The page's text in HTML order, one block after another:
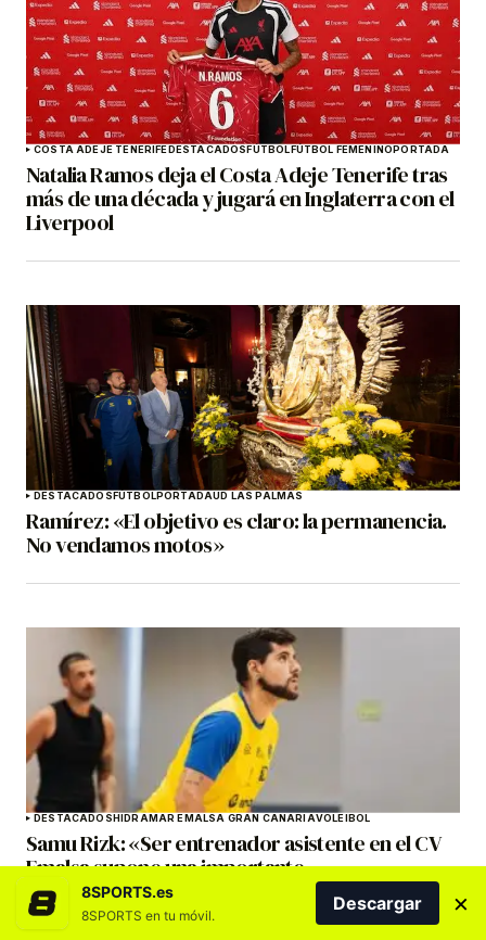
COSTA ADEJE TENERIFEDESTACADOSFÚTBOLFÚTBOL FEMENINOPORTADA
Natalia Ramos deja el Costa Adeje Tenerife tras
más de una década y jugará en Inglaterra con el
Liverpool
DESTACADOSFÚTBOLPORTADAUD LAS PALMAS
Ramírez: «El objetivo es claro: la permanencia.
No vendamos motos»
DESTACADOSHIDRAMAR EMALSA GRAN CANARIAVOLEIBOL
Samu Rizk: «Ser entrenador asistente en el CV
Emalsa supone una importante
responsabilidad»
8SPORTS.es
8SPORTS en tu móvil.
Descargar ×